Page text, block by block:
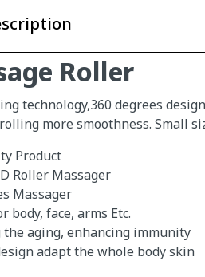
Roller
technology,360 degrees
more smoothness. Small
Product
Roller Massager
Massager
body, face, arms Etc.
the aging, enhancing immunity
adapt the whole body skin